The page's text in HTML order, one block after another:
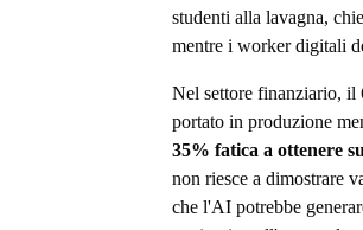
studenti alla lavagna,
mentre i worker digitali
Nel settore finanziario, il
portato in produzione
35% fatica a ottenere
non riesce a dimostrare
che l'AI potrebbe